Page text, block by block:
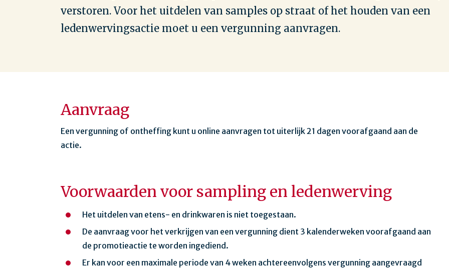
verstoren. Voor het uitdelen van samples op straat of het houden van een
ledenwervingsactie moet u een vergunning aanvragen.
Aanvraag
Een vergunning of ontheffing kunt u online aanvragen tot uiterlijk 21 dagen voorafgaand aan de
actie.
Voorwaarden voor sampling en ledenwerving
Het uitdelen van etens- en drinkwaren is niet toegestaan.
De aanvraag voor het verkrijgen van een vergunning dient 3 kalenderweken voorafgaand aan
de promotieactie te worden ingediend.
Er kan voor een maximale periode van 4 weken achtereenvolgens vergunning aangevraagd